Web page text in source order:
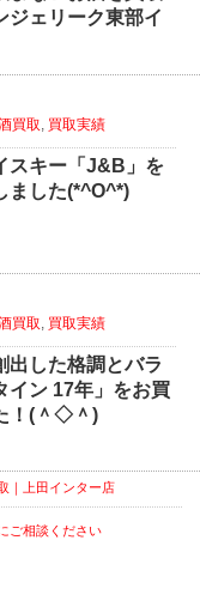
ジェリーク東部イ
買取, 買取実績
スキー「J&B」を
ました(*^O^*)
買取 買取実績
出した格調とバラ
イン 17年」をお買
！(＾◇＾)
｜上田インター店
ご相談ください